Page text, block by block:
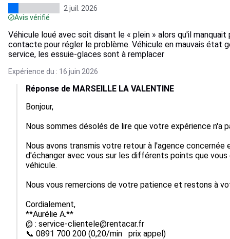
2 juil. 2026
Avis vérifié
Véhicule loué avec soit disant le « plein » alors qu'il
contacte pour régler le problème. Véhicule en mauvais état
service, les essuie-glaces sont à remplacer
Expérience du : 16 juin 2026
Réponse de MARSEILLE LA VALENTINE
Bonjour,
Nous sommes désolés de lire que votre expérience n'a
Nous avons transmis votre retour à l'agence
d'échanger avec vous sur les différents points que
véhicule.
Nous vous remercions de votre patience et restons à
Cordialement,
**Aurélie A.**
@ : service-clientele@rentacar.fr
📞 0891 700 200 (0,20/min   prix appel)